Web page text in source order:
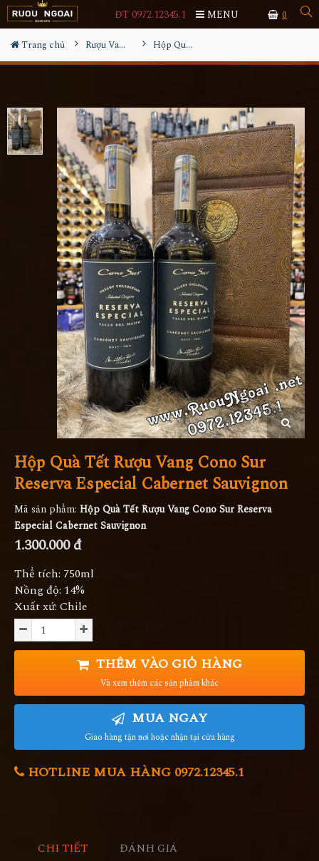
0
ĐT 0972.12345.1 MENU
Trang chủ Rượu Vang Hộp Quà Hộp Quà Tết Rượu Vang Cono Sur Reserva Especial Cabernet Sauvignon
Hộp Quà Tết Rượu Vang Cono Sur
Reserva Especial Cabernet Sauvignon
Mã sản phẩm: Hộp Quà Tết Rượu Vang Cono Sur Reserva
Especial Cabernet Sauvignon
1.300.000 đ
Thể tích: 750ml
Nồng độ: 14%
Xuất xứ: Chile
THÊM VÀO GIỎ HÀNG
Và xem thêm các sản phẩm khác
MUA NGAY
Giao hàng tận nơi hoặc nhận tại cửa hàng
HOTLINE MUA HÀNG 0972.12345.1
CHI TIẾT ĐÁNH GIÁ